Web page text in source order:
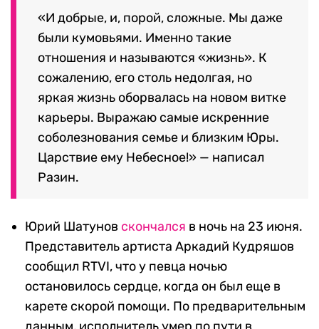
«И добрые, и, порой, сложные. Мы даже
были кумовьями. Именно такие
отношения и называются «жизнь». К
сожалению, его столь недолгая, но
яркая жизнь оборвалась на новом витке
карьеры. Выражаю самые искренние
соболезнования семье и близким Юры.
Царствие ему Небесное!» — написал
Разин.
Юрий Шатунов скончался в ночь на 23 июня.
Представитель артиста Аркадий Кудряшов
сообщил RTVI, что у певца ночью
остановилось сердце, когда он был еще в
карете скорой помощи. По предварительным